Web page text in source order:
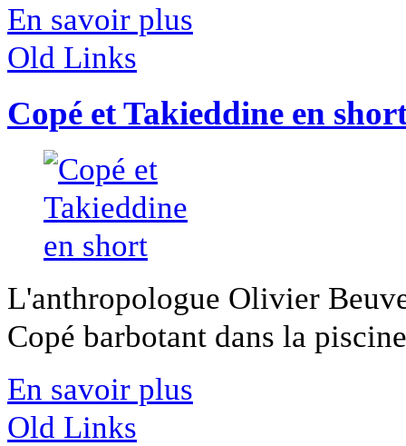
En savoir plus
Old Links
Copé et Takieddine en
L'anthropologue Olivier
Copé barbotant dans la
En savoir plus
Old Links